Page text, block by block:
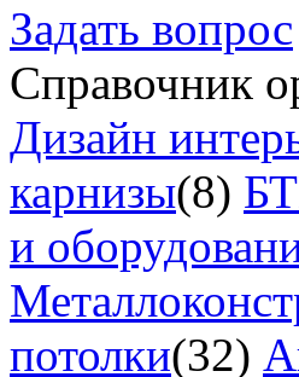
Задать вопрос
Справочник
Дизайн
карнизы(8)
и
потолки(32)